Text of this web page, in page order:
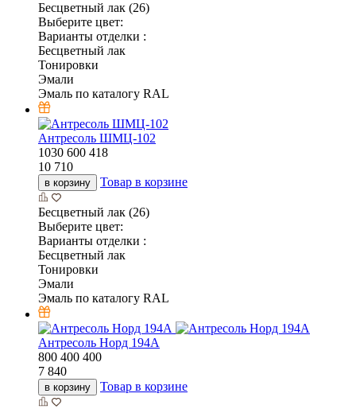
Бесцветный лак (26)
Выберите цвет:
Варианты отделки :
Бесцветный лак
Тонировки
Эмали
Эмаль по каталогу RAL
Антресоль ШМЦ-102
1030 600 418
10 710
в корзину Товар в корзине
Бесцветный лак (26)
Выберите цвет:
Варианты отделки :
Бесцветный лак
Тонировки
Эмали
Эмаль по каталогу RAL
Антресоль Норд 194А
800 400 400
7 840
в корзину Товар в корзине